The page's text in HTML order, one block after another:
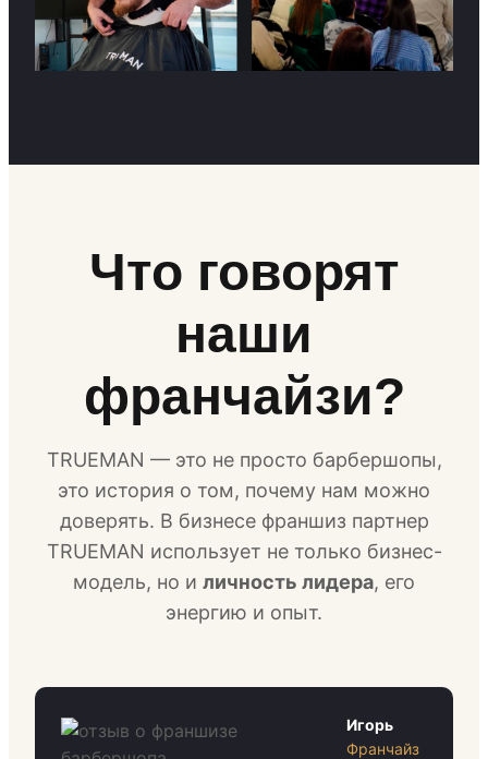
Что говорят
наши
франчайзи?
TRUEMAN — это не просто барбершопы,
это история о том, почему нам можно
доверять. В бизнесе франшиз партнер
TRUEMAN использует не только бизнес-
модель, но и личность лидера, его
энергию и опыт.
Игорь
Франчайз